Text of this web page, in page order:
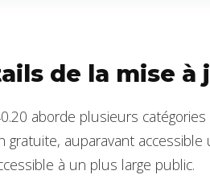
de la mise à
aborde plusieurs
gratuite, auparavant
à un plus large public.